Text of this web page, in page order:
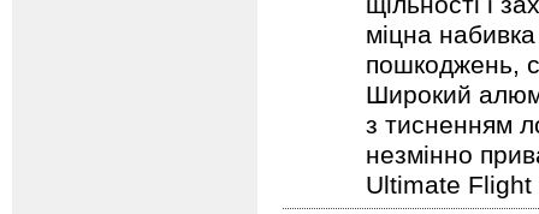
міцна
пошкоджень,
Широкий
з тисненням
незмінно
Ultimate